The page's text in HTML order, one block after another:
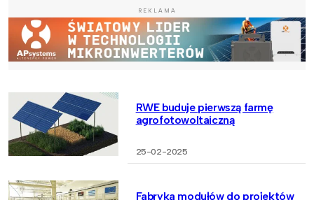
REKLAMA
RWE buduje pierwszą farmę
agrofotowoltaiczną
25-02-2025
Fabryka modułów do projektów